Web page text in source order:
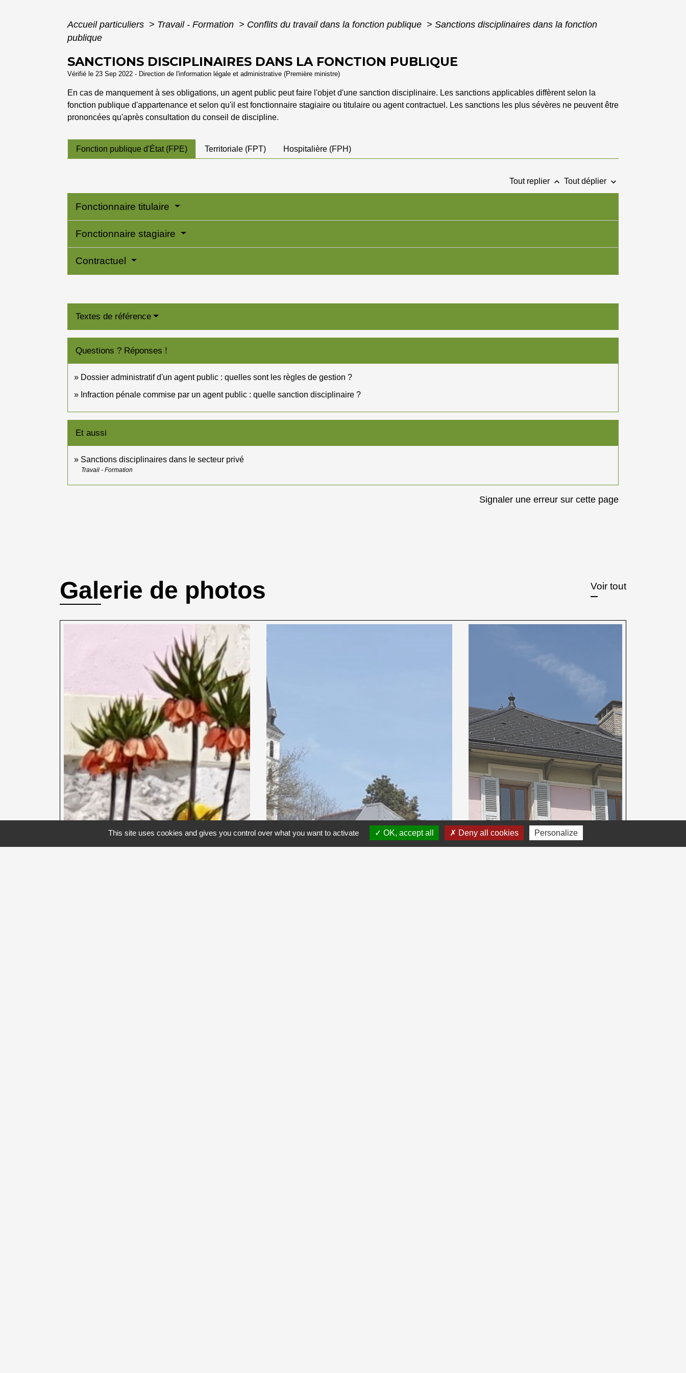
Accueil particuliers > Travail - Formation > Conflits du travail dans la fonction publique > Sanctions disciplinaires dans la fonction
publique
SANCTIONS DISCIPLINAIRES DANS LA FONCTION PUBLIQUE
Vérifié le 23 Sep 2022 - Direction de l'information légale et administrative (Première ministre)
En cas de manquement à ses obligations, un agent public peut faire l'objet d'une sanction disciplinaire. Les sanctions applicables diffèrent selon la
fonction publique d'appartenance et selon qu'il est fonctionnaire stagiaire ou titulaire ou agent contractuel. Les sanctions les plus sévères ne peuvent être
prononcées qu'après consultation du conseil de discipline.
Fonction publique d'État (FPE) Territoriale (FPT) Hospitalière (FPH)
Tout replier keyboard_arrow_up Tout déplier keyboard_arrow_down
Fonctionnaire titulaire
Fonctionnaire stagiaire
Contractuel
Textes de référence
Questions ? Réponses !
Dossier administratif d'un agent public : quelles sont les règles de gestion ?
Infraction pénale commise par un agent public : quelle sanction disciplinaire ?
Et aussi
Sanctions disciplinaires dans le secteur privé
Travail - Formation
Signaler une erreur sur cette page
Galerie de photos Voir tout
This site uses cookies and gives you control over what you want to activate OK, accept all Deny all cookies Personalize